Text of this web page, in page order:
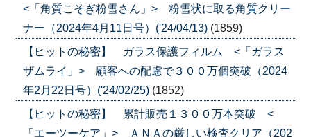
<「角質こそぎ粉雪さん」> 粉雪状に取る角質クリー
ナー（2024年4月11日号）('24/04/13) (1859)
【ヒットの秘密】 ガラス保護フィルム <「ガラス
ザムライ」> 顧客への配慮で３００万個突破（2024
年2月22日号）('24/02/25) (1852)
【ヒットの秘密】 累計販売１３００万本突破 <
「エーツーケア」> ＡＮＡの厳しい検査クリア（202